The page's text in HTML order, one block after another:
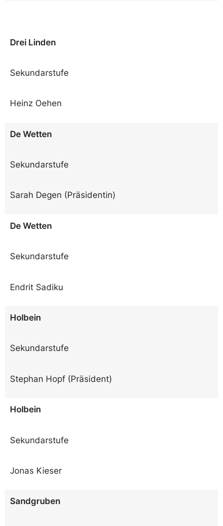
Drei Linden
Sekundarstufe
Heinz Oehen
De Wetten
Sekundarstufe
Sarah Degen (Präsidentin)
De Wetten
Sekundarstufe
Endrit Sadiku
Holbein
Sekundarstufe
Stephan Hopf (Präsident)
Holbein
Sekundarstufe
Jonas Kieser
Sandgruben